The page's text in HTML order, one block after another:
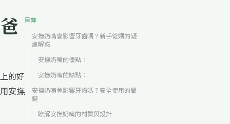
的好
安撫
目錄
安撫奶嘴會影響牙齒嗎？新手爸媽的疑
慮解惑
安撫奶嘴的優點：
安撫奶嘴的缺點：
安撫奶嘴會影響牙齒嗎？安全使用的關
鍵
瞭解安撫奶嘴的材質與設計